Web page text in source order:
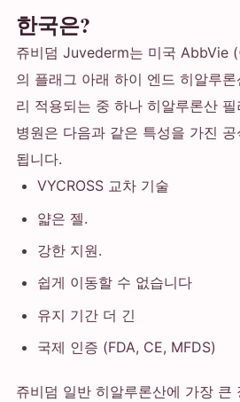
한국은?
쥬비덤 Juvederm는 미국 AbbVie
의 플래그 아래 하이 엔드 히알루
리 적용되는 중 하나 히알루론산
병원은 다음과 같은 특성을 가진
됩니다.
VYCROSS 교차 기술
얇은 젤.
강한 지원.
쉽게 이동할 수 없습니다
유지 기간 더 긴
국제 인증 (FDA, CE, MFDS)
쥬비덤 일반 히알루론산에 가장 큰